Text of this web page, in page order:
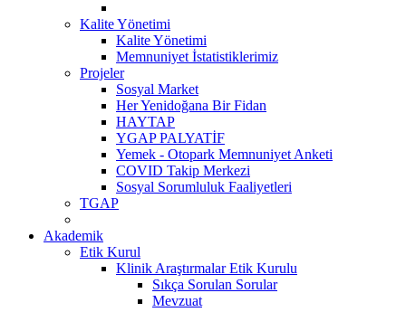
Kalite Yönetimi
Kalite Yönetimi
Memnuniyet İstatistiklerimiz
Projeler
Sosyal Market
Her Yenidoğana Bir Fidan
HAYTAP
YGAP PALYATİF
Yemek - Otopark Memnuniyet Anketi
COVID Takip Merkezi
Sosyal Sorumluluk Faaliyetleri
TGAP
Akademik
Etik Kurul
Klinik Araştırmalar Etik Kurulu
Sıkça Sorulan Sorular
Mevzuat